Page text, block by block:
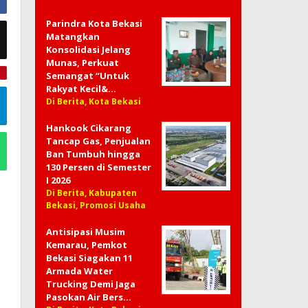
Parindra Kota Bekasi
Matangkan
Konsolidasi Jelang
Munas, Perkuat
Semangat “Untuk
Rakyat Kecil&…
Di Berita, Kota Bekasi
Hankook Cikarang
Tancap Gas, Penjualan
Ban Tumbuh hingga
130 Persen di Semester
I 2026
Di Berita, Kabupaten
Bekasi, Promosi Usaha
Antisipasi Musim
Kemarau, Pemkot
Bekasi Siagakan 11
Armada Water
Trucking Demi Jaga
Pasokan Air Bers…